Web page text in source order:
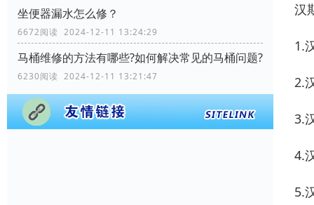
坐便器漏水怎么修？
6672阅读 2024-12-11 13:24:29
马桶维修的方法有哪些?如何解决常见的马桶问题?
6230阅读 2024-12-11 13:21:47
汉
1.
2.
3.
4.
5.